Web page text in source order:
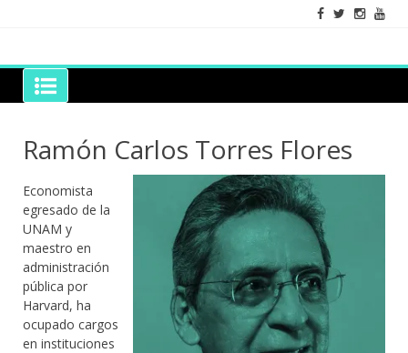
Grano de Sal
Libros para mantener viva la duda razonable
Ramón Carlos Torres Flores
Economista
egresado de la
UNAM y
maestro en
administración
pública por
Harvard, ha
ocupado cargos
en instituciones